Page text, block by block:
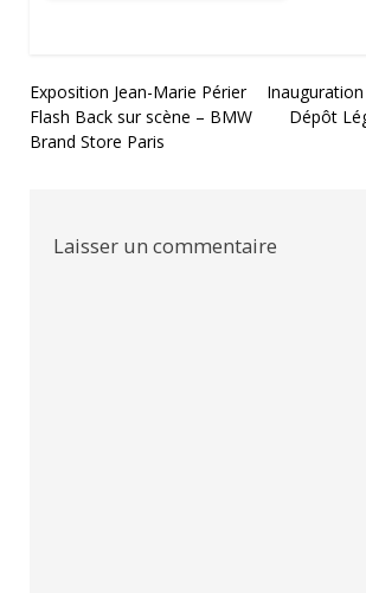
Navigation
de
Exposition Jean-Marie Périer
Flash Back sur scène – BMW
Brand Store Paris
Dépôt
Laisser un commentaire